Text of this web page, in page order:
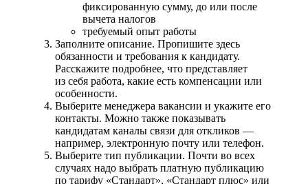
фиксированную сумму, до или после
вычета налогов
требуемый опыт работы
Заполните описание. Пропишите здесь
обязанности и требования к кандидату.
Расскажите подробнее, что представляет
из себя работа, какие есть компенсации или
особенности.
Выберите менеджера вакансии и укажите его
контакты. Можно также показывать
кандидатам каналы связи для откликов —
например, электронную почту или телефон.
Выберите тип публикации. Почти во всех
случаях надо выбрать платную публикацию
по тарифу «Стандарт», «Стандарт плюс» или